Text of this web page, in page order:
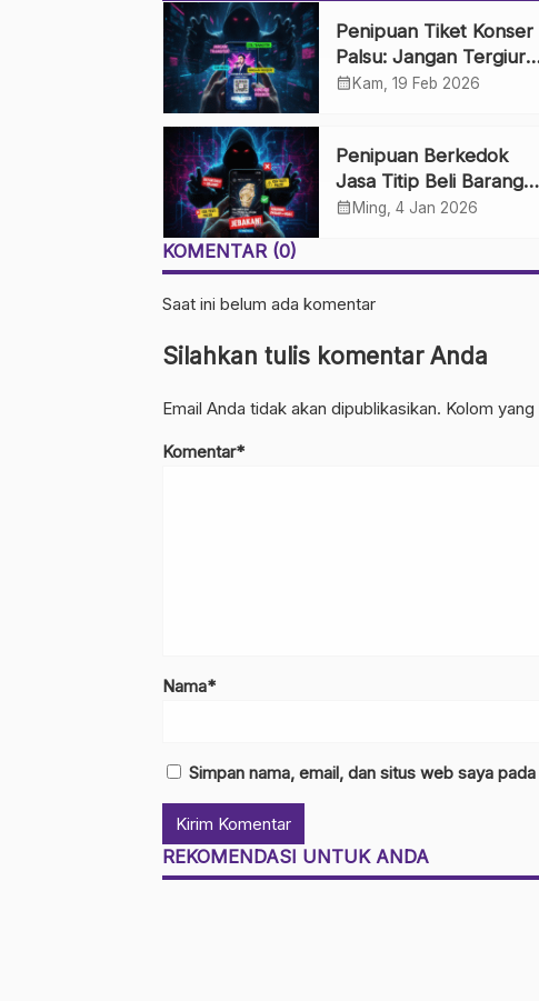
Penipuan Tiket Konser
Palsu: Jangan Tergiur
Penjualan di Media
calendar_month Kam, 19 Feb 2026
Penipuan Berkedok
Jasa Titip Beli Barang
Luar Negeri: Waspada
calendar_month Ming, 4 Jan 2026
KOMENTAR (0)
Saat ini belum ada komentar
Silahkan tulis komentar Anda
Email Anda tidak akan dipublikasikan. Kolom
Komentar*
Nama*
Simpan nama, email, dan situs web saya
REKOMENDASI UNTUK ANDA